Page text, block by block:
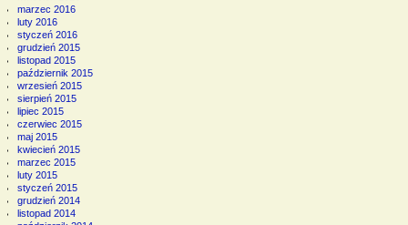
marzec 2016
luty 2016
styczeń 2016
grudzień 2015
listopad 2015
październik 2015
wrzesień 2015
sierpień 2015
lipiec 2015
czerwiec 2015
maj 2015
kwiecień 2015
marzec 2015
luty 2015
styczeń 2015
grudzień 2014
listopad 2014